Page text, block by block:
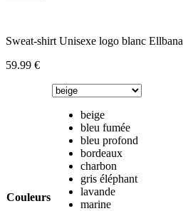
Sweat-shirt Unisexe logo blanc Ellbana
59.99 €
Couleurs
beige
bleu fumée
bleu profond
bordeaux
charbon
gris éléphant
lavande
marine